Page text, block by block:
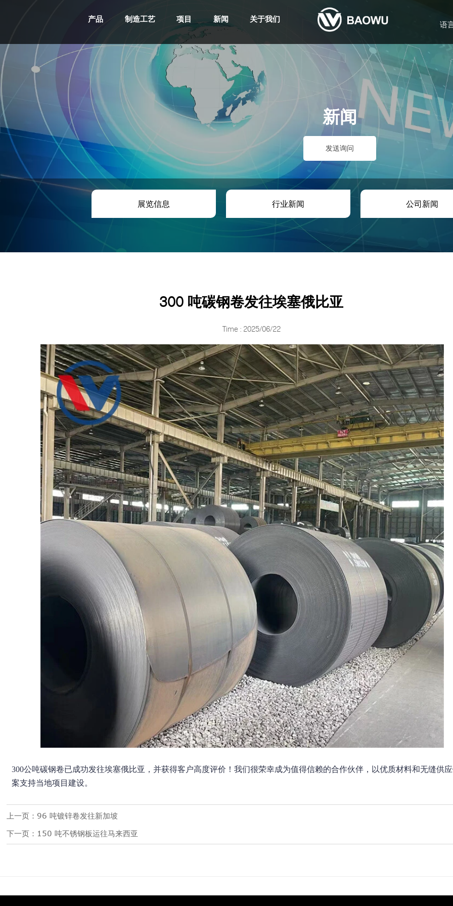
产品 制造工艺 项目 新闻 关于我们
语
新闻
发送询问
展览信息 行业新闻 公司新闻
300 吨碳钢卷发往埃塞俄比亚
Time : 2025/06/22
300公吨碳钢卷已成功发往埃塞俄比亚，并获得客户高度评价！我们很荣幸成为值得信赖的合作伙伴，以优质材料和无缝供
案支持当地项目建设。
上一页： 96 吨镀锌卷发往新加坡
下一页： 150 吨不锈钢板运往马来西亚